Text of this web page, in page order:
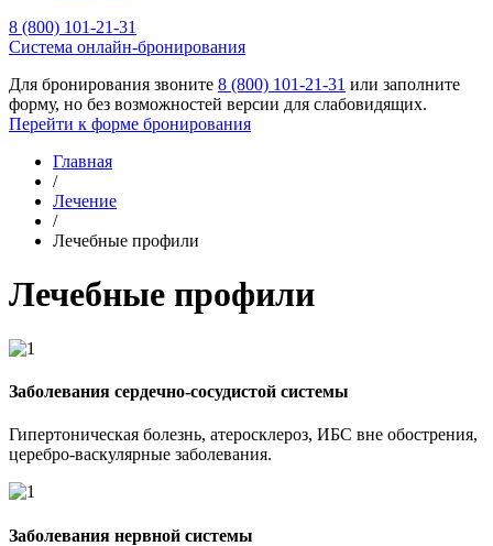
8 (800) 101-21-31
Cистема онлайн-бронирования
Для бронирования звоните 8 (800) 101-21-31 или заполните
форму, но без возможностей версии для слабовидящих.
Перейти к форме бронирования
Главная
/
Лечение
/
Лечебные профили
Лечебные профили
Заболевания сердечно-сосудистой системы
Гипертоническая болезнь, атеросклероз, ИБС вне обострения,
церебро-васкулярные заболевания.
Заболевания нервной системы